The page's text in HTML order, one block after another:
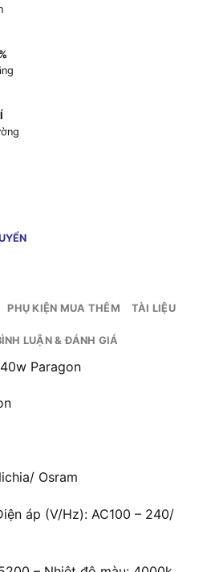
PHỤ KIỆN MUA THÊM TÀI LIỆU
LUẬN & ĐÁNH GIÁ
Paragon
Osram
áp (V/Hz): AC100 – 240/